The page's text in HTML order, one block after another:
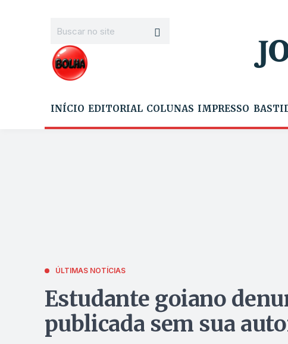
INÍCIO EDITORIAL COLUNAS IMPRESSO
ÚLTIMAS NOTÍCIAS
Estudante goiano
publicada sem sua